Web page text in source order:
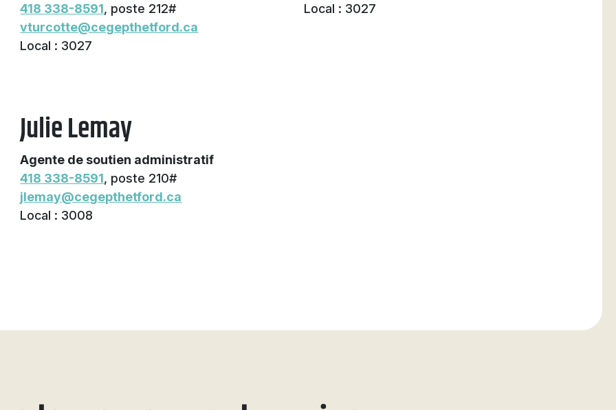
418 338-8591, poste 212#
vturcotte@cegepthetford.ca
Local : 3027
Local : 3027
Julie Lemay
Agente de soutien administratif
418 338-8591, poste 210#
jlemay@cegepthetford.ca
Local : 3008